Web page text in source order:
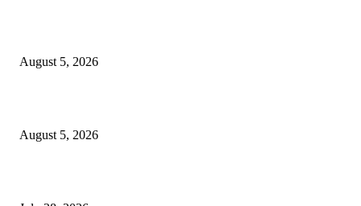
August 5, 2026
August 5, 2026